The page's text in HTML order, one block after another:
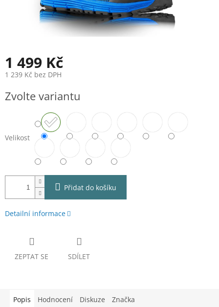
1 499 Kč
1 239 Kč bez DPH
cena:
Zvolte variantu
Velikost
Přidat do košíku
Detailní informace
ZEPTAT SE SDÍLET
Popis Hodnocení Diskuze Značka